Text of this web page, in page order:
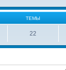
ТЕМЫ
22